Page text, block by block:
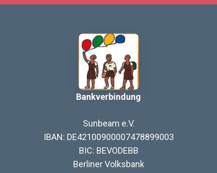
Bankverbindung
Sunbeam e.V.
IBAN: DE42100900007478899003
BIC: BEVODEBB
Berliner Volksbank